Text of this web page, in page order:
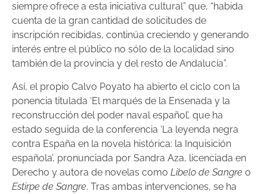
siempre ofrece a esta iniciativa cultural” que, “habida
cuenta de la gran cantidad de solicitudes de
inscripción recibidas, continúa creciendo y generando
interés entre el público no sólo de la localidad sino
también de la provincia y del resto de Andalucía”.
Así, el propio Calvo Poyato ha abierto el ciclo con la
ponencia titulada ‘El marqués de la Ensenada y la
reconstrucción del poder naval español’, que ha
estado seguida de la conferencia ‘La leyenda negra
contra España en la novela histórica: la Inquisición
española’, pronunciada por Sandra Aza, licenciada en
Derecho y autora de novelas como Libelo de Sangre o
Estirpe de Sangre. Tras ambas intervenciones, se ha